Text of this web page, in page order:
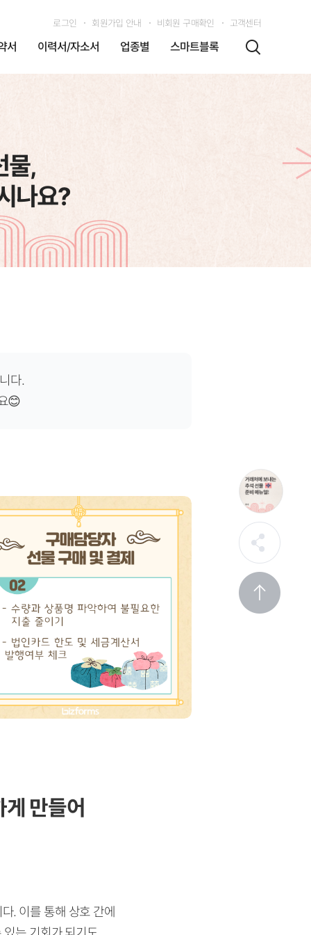
서 이력서/자소서 업종별 스마트블록
로그인 회원가입 안내 비회원 구매확인 고객센터
물,
나요?
다.
😊
만들어
. 이를 통해 상호 간에